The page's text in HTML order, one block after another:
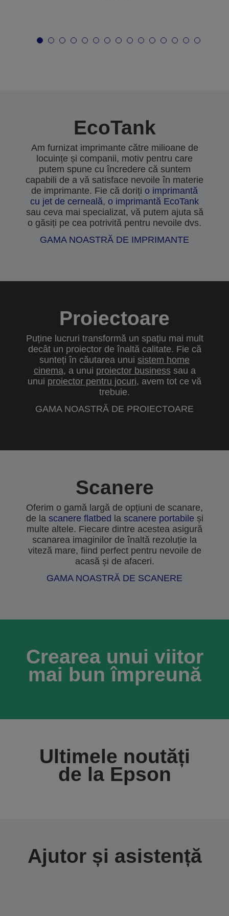
EcoTank
Am furnizat imprimante către milioane de
locuințe și companii, motiv pentru care
putem spune cu încredere că suntem
capabili de a vă satisface nevoile în materie
de imprimante. Fie că doriți o imprimantă
cu jet de cerneală, o imprimantă EcoTank
sau ceva mai specializat, vă putem ajuta să
o găsiți pe cea potrivită pentru nevoile dvs.
GAMA NOASTRĂ DE IMPRIMANTE
Proiectoare
Puține lucruri transformă un spațiu mai mult
decât un proiector de înaltă calitate. Fie că
sunteți în căutarea unui sistem home
cinema, a unui proiector businesssau a
unui proiector pentru jocuri, avem tot ce vă
trebuie.
GAMA NOASTRĂ DE PROIECTOARE
Scanere
Oferim o gamă largă de opțiuni de scanare,
de la scanere flatbed la scanere portabile și
multe altele. Fiecare dintre acestea asigură
scanarea imaginilor de înaltă rezoluție la
viteză mare, fiind perfect pentru nevoile de
acasă și de afaceri.
GAMA NOASTRĂ DE SCANERE
Crearea unui viitor
mai bun împreună
Ultimele noutăți
de la Epson
Ajutor și asistență